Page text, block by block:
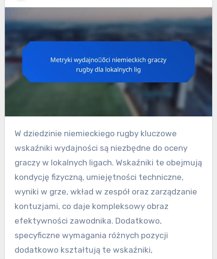
W dziedzinie niemieckiego rugby kluczowe
wskaźniki wydajności są niezbędne do oceny
graczy w lokalnych ligach. Wskaźniki te obejmują
kondycję fizyczną, umiejętności techniczne,
wyniki w grze, wkład w zespół oraz zarządzanie
kontuzjami, co daje kompleksowy obraz
efektywności zawodnika. Dodatkowo,
specyficzne wymagania różnych pozycji
dodatkowo kształtują te wskaźniki,